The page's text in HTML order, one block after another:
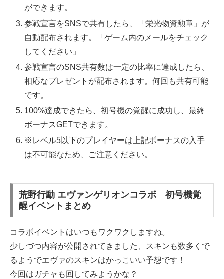
ができます。
参戦宣言をSNSで共有したら、「栄光物資勲章」が
自動配布されます。「ゲーム内のメールをチェック
してください」
参戦宣言のSNS共有数は一定の比率に達成したら、
相応なプレゼントが配布されます。何回も共有可能
です。
100%達成できたら、初号機の覚醒に成功し、最終
ボーナスGETできます。
※レベル5以下のプレイヤーは上記ボーナスの入手
は不可能なため、ご注意ください。
荒野行動 エヴァンゲリオンコラボ 初号機覚
醒イベントまとめ
コラボイベントはいつもワクワクしますね。
少しづつ内容が公開されてきました、スキンも数多くで
るようでエヴァのスキンはかっこいい予想です！
今回はガチャも回してみようかな？